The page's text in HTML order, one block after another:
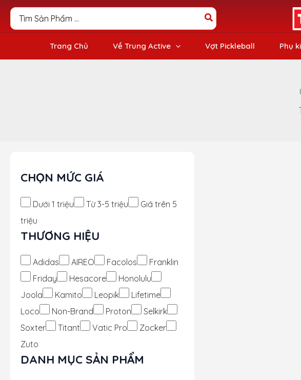
Nhảy
nội
Search
for:
Trang Chủ Về Trung Active Vợt Pickleball Phụ
CHỌN MỨC GIÁ
Dưới 1 triệu Từ 3-5 triệu
Giá trên 5
triệu
THƯƠNG HIỆU
Adidas AIREO Facolos
Franklin
Friday
Hesacore
Honolulu
Joola
Kamito Leopik
Lifetime
Loco
Non-Brand Proton
Selkirk
Soxter
Titant Vatic Pro
Zocker
Zuto
DANH MỤC SẢN PHẨM